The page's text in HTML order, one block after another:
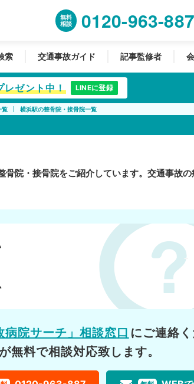
無料
相談
0120-963-887
索 交通事故ガイド 記事監修者
レゼント中！ LINEに登録
覧 横浜駅の整骨院・接骨院一覧
骨院・接骨院をご紹介しています。交通事故
病院サーチ」相談窓口 にご連絡く
無料で相談対応致します。